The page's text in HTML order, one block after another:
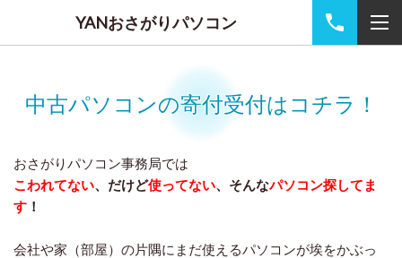
YANおさがりパソコン
中古パソコンの寄付受付はコチラ！
おさがりパソコン事務局では
こわれてない、だけど使ってない、そんなパソコン探してま
す ！
会社や家（部屋）の片隅にまだ使えるパソコンが埃をかぶっ